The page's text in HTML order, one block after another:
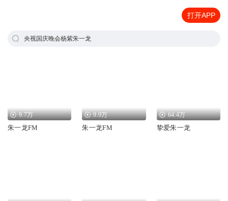
打开APP
央视国庆晚会杨紫朱一龙
9.7万
朱一龙FM
9.9万
朱一龙FM
64.4万
挚爱朱一龙